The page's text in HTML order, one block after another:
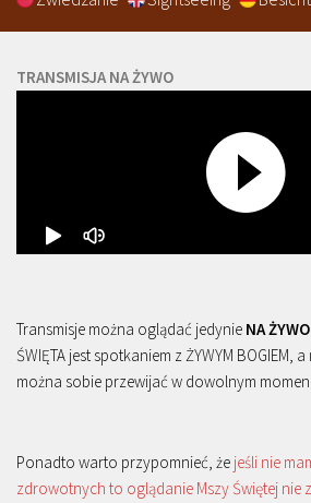
TRANSMISJA NA ŻYWO
Transmisje można oglądać jedynie NA ŻYWO
ŚWIĘTA jest spotkaniem z ŻYWYM BOGIEM,
można sobie przewijać w dowolnym
Ponadto warto przypomnieć, że jeśli nie
zdrowotnych to oglądanie Mszy Świętej nie